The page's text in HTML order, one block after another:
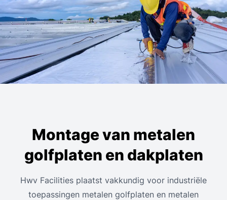
Montage van metalen
golfplaten en dakplaten
Hwv Facilities plaatst vakkundig voor industriële
toepassingen metalen golfplaten en metalen